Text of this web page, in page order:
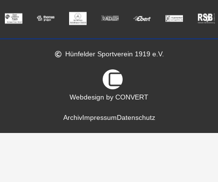
Hünfelder Sportverein 1919 e.V.
Webdesign by CONVERT
ArchivImpressum Datenschutz